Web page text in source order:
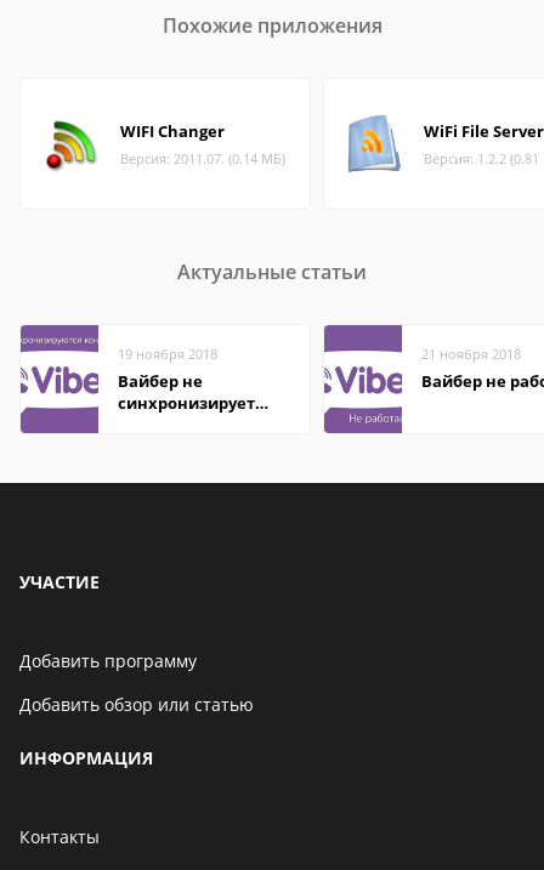
Похожие приложения
WIFI Changer
Версия: 2011.07. (0.14 МБ)
WiFi File Server
Версия: 1.2.2
Актуальные статьи
19 ноября 2018
Вайбер не
синхронизирует
21 ноября 2018
Вайбер не
УЧАСТИЕ
Добавить программу
Добавить обзор или статью
ИНФОРМАЦИЯ
Контакты